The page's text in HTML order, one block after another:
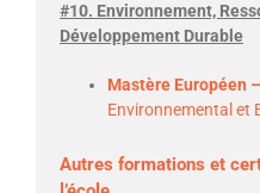
#10. Environnement,
Développement Durable
Mastère Européen –
Environnemental et
Autres formations et